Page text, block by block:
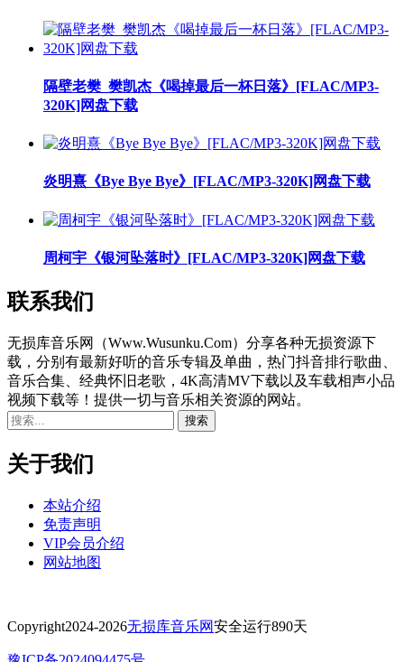
隔壁老樊_樊凯杰《喝掉最后一杯日落》[FLAC/MP3-
320K]网盘下载
炎明熹《Bye Bye Bye》[FLAC/MP3-320K]网盘下载
周柯宇《银河坠落时》[FLAC/MP3-320K]网盘下载
联系我们
无损库音乐网（Www.Wusunku.Com）分享各种无损资源下
载，分别有最新好听的音乐专辑及单曲，热门抖音排行歌曲、
音乐合集、经典怀旧老歌，4K高清MV下载以及车载相声小品
视频下载等！提供一切与音乐相关资源的网站。
关于我们
本站介绍
免责声明
VIP会员介绍
网站地图
Copyright2024-2026无损库音乐网安全运行890天